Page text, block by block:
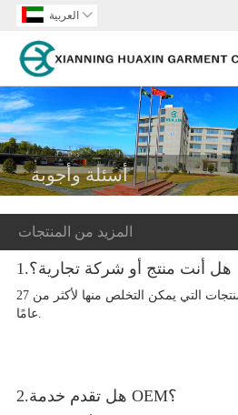
العربية 
أسئلة وأجوبة
المزيد من المنتجات
1.هل أنت منتج أو شركة تجارية؟
نحن مصنع متخصص في المنتجات التي يمكن التخلص منها لأكثر من 27
عامًا.
2.هل تقدم خدمة OEM؟